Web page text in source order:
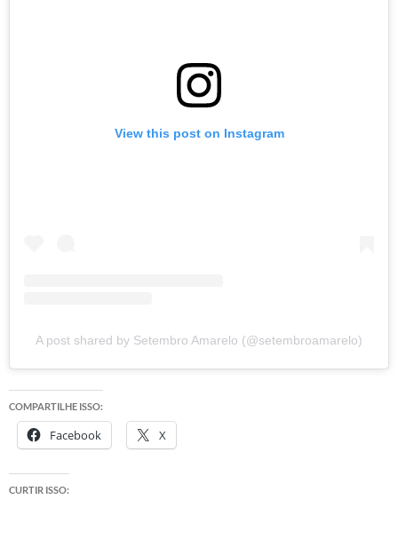
View this post on Instagram
A post shared by Setembro Amarelo (@setembroamarelo)
COMPARTILHE ISSO:
Facebook X
CURTIR ISSO: